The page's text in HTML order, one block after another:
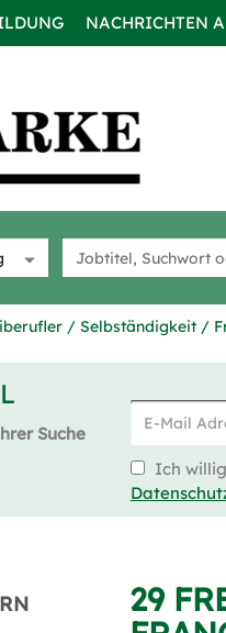
NACHRICHTEN
/ Selbständigkeit /
Suche
Ich
29